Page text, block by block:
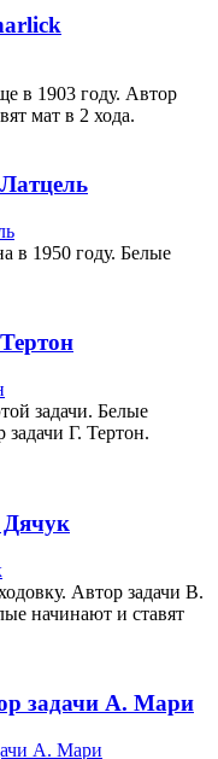
в 1903 году. Автор
мат в 2 хода.
в 1950 году. Белые
задачи. Белые
Г. Тертон.
Дячук
Автор задачи В.
начинают и ставят
задачи А. Мари